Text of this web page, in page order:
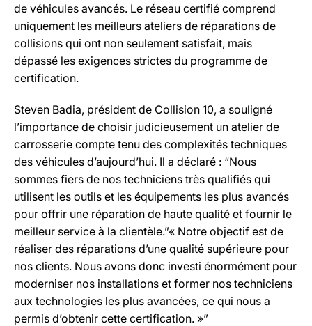
de véhicules avancés. Le réseau certifié comprend
uniquement les meilleurs ateliers de réparations de
collisions qui ont non seulement satisfait, mais
dépassé les exigences strictes du programme de
certification.
Steven Badia, président de Collision 10, a souligné
l’importance de choisir judicieusement un atelier de
carrosserie compte tenu des complexités techniques
des véhicules d’aujourd’hui. Il a déclaré : “Nous
sommes fiers de nos techniciens très qualifiés qui
utilisent les outils et les équipements les plus avancés
pour offrir une réparation de haute qualité et fournir le
meilleur service à la clientèle.”« Notre objectif est de
réaliser des réparations d’une qualité supérieure pour
nos clients. Nous avons donc investi énormément pour
moderniser nos installations et former nos techniciens
aux technologies les plus avancées, ce qui nous a
permis d’obtenir cette certification. »”